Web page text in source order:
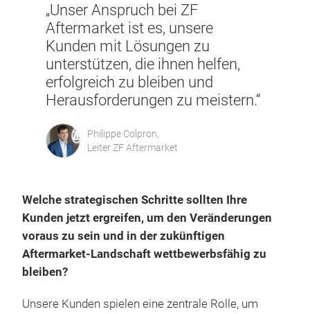
„Unser Anspruch bei ZF
Aftermarket ist es, unsere
Kunden mit Lösungen zu
unterstützen, die ihnen helfen,
erfolgreich zu bleiben und
Herausforderungen zu meistern.“
Philippe Colpron,
Leiter ZF Aftermarket
Welche strategischen Schritte sollten Ihre
Kunden jetzt ergreifen, um den Veränderungen
voraus zu sein und in der zukünftigen
Aftermarket-Landschaft wettbewerbsfähig zu
bleiben?
Unsere Kunden spielen eine zentrale Rolle, um